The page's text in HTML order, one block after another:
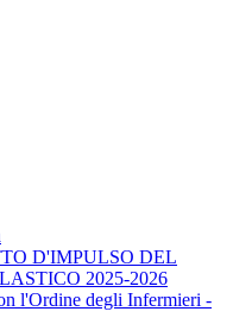
D'IMPULSO DEL
2025-2026
l'Ordine degli Infermieri -